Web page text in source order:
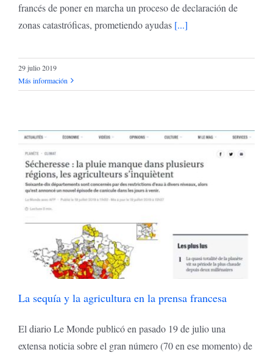
francés de poner en marcha un proceso de declaración de
zonas catastróficas, prometiendo ayudas [...]
29 julio 2019
Más información
La sequía y la agricultura en la prensa francesa
El diario Le Monde publicó en pasado 19 de julio una
extensa noticia sobre el gran número (70 en ese momento) de